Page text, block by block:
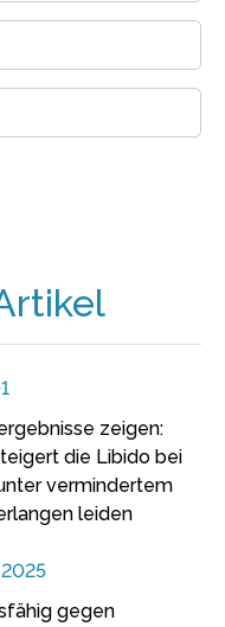
zeigen:
die Libido bei
vermindertem
leiden
gegen